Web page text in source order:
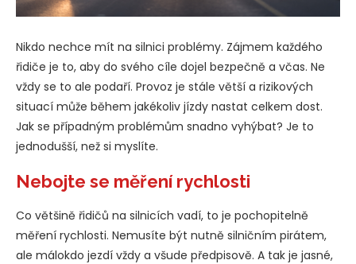
Nikdo nechce mít na silnici problémy. Zájmem každého
řidiče je to, aby do svého cíle dojel bezpečně a včas. Ne
vždy se to ale podaří. Provoz je stále větší a rizikových
situací může během jakékoliv jízdy nastat celkem dost.
Jak se případným problémům snadno vyhýbat? Je to
jednodušší, než si myslíte.
Nebojte se měření rychlosti
Co většině řidičů na silnicích vadí, to je pochopitelně
měření rychlosti. Nemusíte být nutně silničním pirátem,
ale málokdo jezdí vždy a všude předpisově. A tak je jasné,